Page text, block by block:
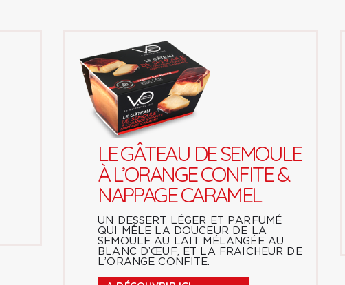
LE GÂTEAU DE SEMOULE
À L’ORANGE CONFITE &
NAPPAGE CARAMEL
UN DESSERT LÉGER ET PARFUMÉ
QUI MÊLE LA DOUCEUR DE LA
SEMOULE AU LAIT MÉLANGÉE AU
BLANC D’ŒUF, ET LA FRAICHEUR DE
L’ORANGE CONFITE.